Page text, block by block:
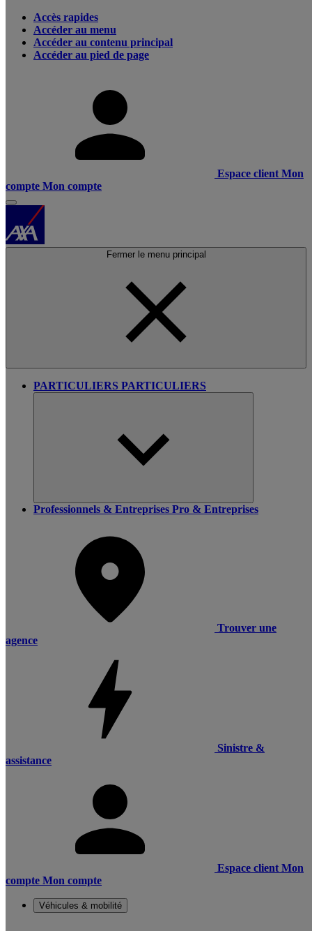
Accès rapides
Accéder au menu
Accéder au contenu principal
Accéder au pied de page
Espace client Mon
compte Mon compte
Fermer le menu principal
PARTICULIERS PARTICULIERS
Professionnels & Entreprises Pro & Entreprises
Trouver une
agence
Sinistre &
assistance
Espace client Mon
compte Mon compte
Véhicules & mobilité